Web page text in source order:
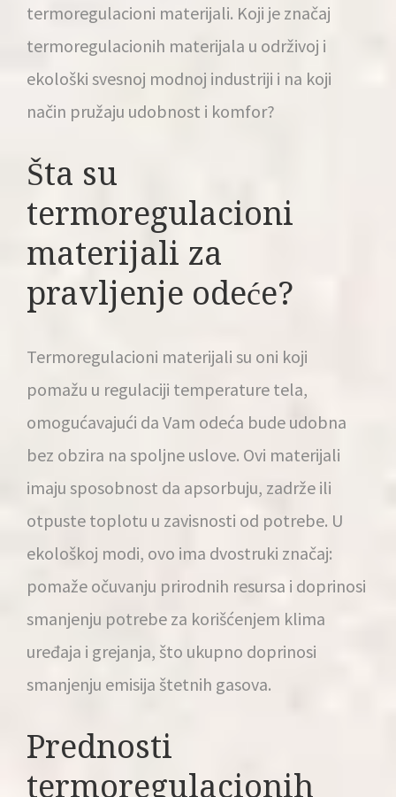
termoregulacioni materijali. Koji je značaj
termoregulacionih materijala u održivoj i
ekološki svesnoj modnoj industriji i na koji
način pružaju udobnost i komfor?
Šta su
termoregulacioni
materijali za
pravljenje odeće?
Termoregulacioni materijali su oni koji
pomažu u regulaciji temperature tela,
omogućavajući da Vam odeća bude udobna
bez obzira na spoljne uslove. Ovi materijali
imaju sposobnost da apsorbuju, zadrže ili
otpuste toplotu u zavisnosti od potrebe. U
ekološkoj modi, ovo ima dvostruki značaj:
pomaže očuvanju prirodnih resursa i doprinosi
smanjenju potrebe za korišćenjem klima
uređaja i grejanja, što ukupno doprinosi
smanjenju emisija štetnih gasova.
Prednosti
termoregulacionih